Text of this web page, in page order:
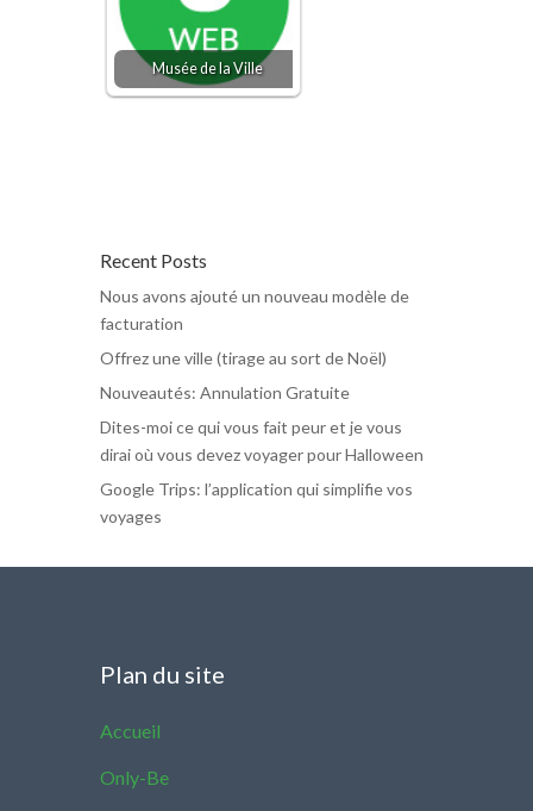
Musée de la Ville
Recent Posts
Nous avons ajouté un nouveau modèle de
facturation
Offrez une ville (tirage au sort de Noël)
Nouveautés: Annulation Gratuite
Dites-moi ce qui vous fait peur et je vous
dirai où vous devez voyager pour Halloween
Google Trips: l’application qui simplifie vos
voyages
Plan du site
Accueil
Only-Be